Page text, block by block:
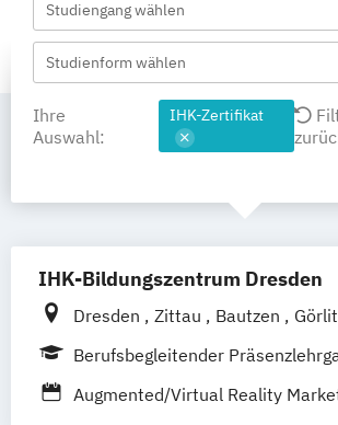
Studiengang wählen
Studienform wählen
Ihre
Auswahl:
IHK-Zertifikat
IHK-Bildungszentrum Dresden
Dresden Zittau Bautzen
Weißwasser
Hoyerswerda
Berufsbegleitender
Fernlehrgang
Augmented/Virtual Reality